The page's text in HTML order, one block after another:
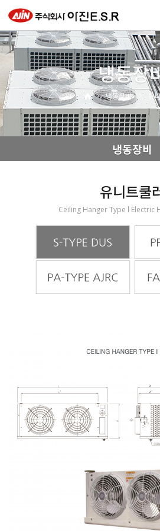
냉동장
냉동장비 유
냉동장비
유니트쿨
Ceiling Hanger Type l Electric